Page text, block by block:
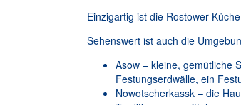
Einzigartig ist die Rostower
Sehenswert ist auch die
Asow – kleine, gemütliche
Festungserdwälle, ein
Nowotscherkassk – die